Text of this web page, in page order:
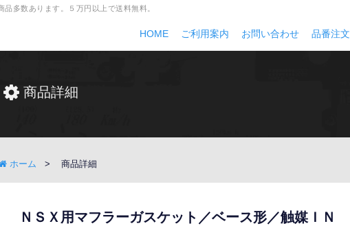
多数あります。５万円以上で送料無料。
HOME ご利用案内 お問い合わせ 品番注文
商品詳細
ホーム 商品詳細
ＮＳＸ用マフラーガスケット／ベース形／触媒ＩＮ